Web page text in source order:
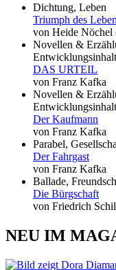
Dichtung, Leben
Triumph des
von Heide Nöchel
Novellen &
DAS URTEIL
von Franz Kafka
Novellen &
Der Kaufmann
von Franz Kafka
Parabel,
Der Fahrgast
von Franz Kafka
Ballade,
Die Bürgschaft
von Friedrich
NEU IM